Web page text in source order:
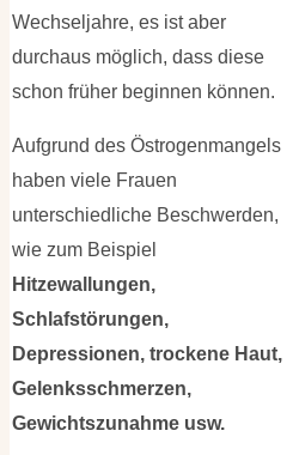
Wechseljahre, es ist aber
durchaus möglich, dass diese
schon früher beginnen können.
Aufgrund des Östrogenmangels
haben viele Frauen
unterschiedliche Beschwerden,
wie zum Beispiel
Hitzewallungen,
Schlafstörungen,
Depressionen, trockene Haut,
Gelenksschmerzen,
Gewichtszunahme usw.